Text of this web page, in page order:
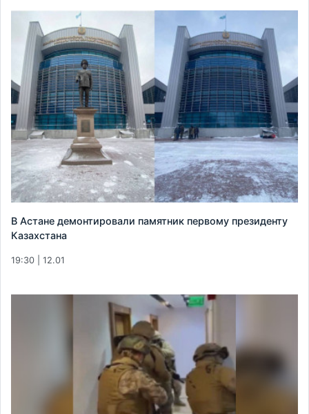
В Астане демонтировали памятник первому президенту
Казахстана
19:30 | 12.01